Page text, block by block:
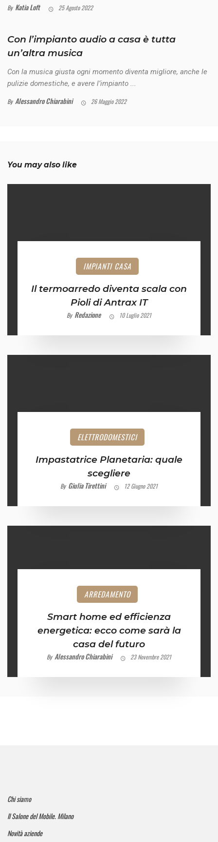
By Katia Loft 25 Agosto 2022
Con l’impianto audio a casa è tutta
un’altra musica
Con la musica giusta ogni momento diventa migliore, anche le
pulizie domestiche, e avere l’impianto ...
By Alessandro Chiarabini 26 Maggio 2022
You may also like
IMPIANTI CASA
Il termoarredo diventa scala con
Pioli di Antrax IT
By Redazione 10 Luglio 2021
ELETTRODOMESTICI
Impastatrice Planetaria: quale
scegliere
By Giulia Tirettini 12 Giugno 2021
ARREDAMENTO
Smart home ed efficienza
energetica: ecco come sarà la
casa del futuro
By Alessandro Chiarabini 23 Novembre 2021
Chi siamo
Il Salone del Mobile. Milano
Novità aziende